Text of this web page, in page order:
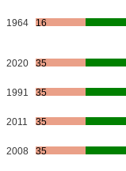
1964 16
2020 35
1991 35
2011 35
2008 35